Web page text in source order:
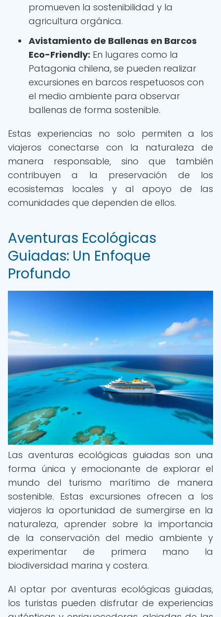
promueven la sostenibilidad y la
agricultura orgánica.
Avistamiento de Ballenas en Barcos
Eco-Friendly: En lugares como la
Patagonia chilena, se pueden realizar
excursiones en barcos respetuosos con
el medio ambiente para observar
ballenas de forma sostenible.
Estas experiencias no solo permiten a los
viajeros conectarse con la naturaleza de
manera responsable, sino que también
contribuyen a la preservación de los
ecosistemas locales y al apoyo de las
comunidades que dependen de ellos.
Aventuras Ecológicas
Guiadas: Un Enfoque
Profundo
Las aventuras ecológicas guiadas son una
forma única y emocionante de explorar el
mundo del turismo marítimo de manera
sostenible. Estas excursiones ofrecen a los
viajeros la oportunidad de sumergirse en la
naturaleza, aprender sobre la importancia
de la conservación del medio ambiente y
experimentar de primera mano la
biodiversidad marina y costera.
Al optar por aventuras ecológicas guiadas,
los turistas pueden disfrutar de experiencias